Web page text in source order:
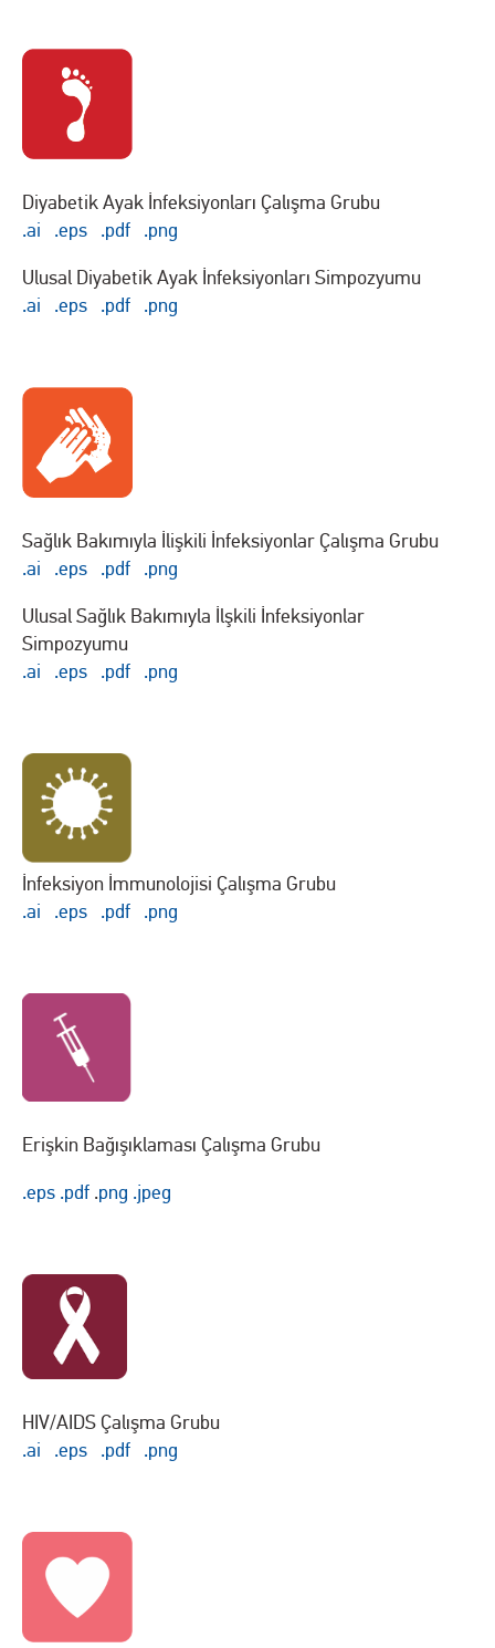
Diyabetik Ayak İnfeksiyonları Çalışma Grubu
.ai
.eps .pdf .png
Ulusal Diyabetik Ayak İnfeksiyonları Simpozyumu
.ai
.eps .pdf .png
Sağlık Bakımıyla İlişkili İnfeksiyonlar Çalışma Grubu
.ai
.eps .pdf .png
Ulusal Sağlık Bakımıyla İlşkili İnfeksiyonlar
Simpozyumu
.ai
.eps .pdf .png
İnfeksiyon İmmunolojisi Çalışma Grubu
.ai
.eps .pdf .png
Erişkin Bağışıklaması Çalışma Grubu
.eps .pdf .png .jpeg
HIV/AIDS Çalışma Grubu
.ai
.eps .pdf .png